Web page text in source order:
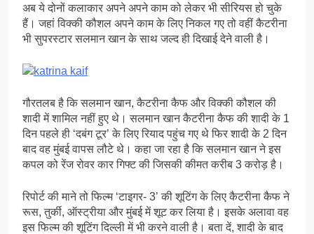
अब ये दोनों कलाकार अपने अपने काम को लेकर भी सीरियस हो चुके
हैं। जहां विक्की कौशल अपने काम के लिए निकल गए तो वहीं कैटरीना
भी सुपरस्टार सलमान खान के साथ जल्द ही दिखाई देने वाली है।
गौरतलब है कि सलमान खान, कैटरीना कैफ और विक्की कौशल की
शादी में शामिल नहीं हुए थे। सलमान खान कैटरीना कैफ की शादी के 1
दिन पहले ही ‘दबंग टूर’ के लिए रियाद पहुंच गए थे फिर शादी के 2 दिन
बाद वह मुंबई वापस लौटे थे। कहा जा रहा है कि सलमान खान ने इस
कपल को रेंज रोवर कार गिफ्ट की जिसकी कीमत करीब 3 करोड़ है।
रिपोर्ट की माने तो फिल्म ‘टाइगर- 3’ की शूटिंग के लिए कैटरीना कैफ ने
रूस, तुर्की, ऑस्ट्रीया और मुंबई में शूट कर लिया है। इसके अलावा वह
इस फिल्म की शूटिंग दिल्ली में भी करने वाली है। बता दें, शादी के बाद